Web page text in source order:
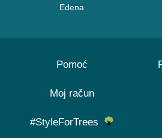
Edena
Pomoć
Moj račun
#StyleForTrees